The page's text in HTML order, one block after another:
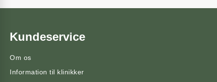
Kundeservice
Om os
Information til klinikker